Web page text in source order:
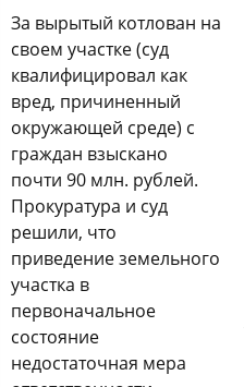
За вырытый котлован на
своем участке (суд
квалифицировал как
вред, причиненный
окружающей среде) с
граждан взыскано
почти 90 млн. рублей.
Прокуратура и суд
решили, что
приведение земельного
участка в
первоначальное
состояние
недостаточная мера